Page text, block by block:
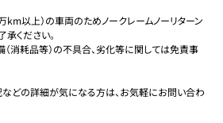
以上）の車両のためノークレームノーリターン
ください。
消耗品等）の不具合、劣化等に関しては免責事
どの詳細が気になる方は、お気軽にお問い合わ